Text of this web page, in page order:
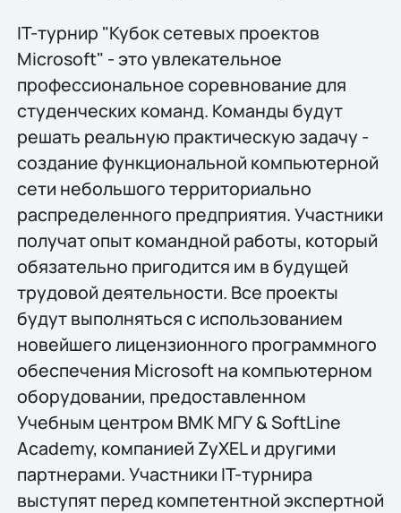
IT-турнир "Кубок сетевых проектов
Microsoft" - это увлекательное
профессиональное соревнование для
студенческих команд. Команды будут
решать реальную практическую задачу -
создание функциональной компьютерной
сети небольшого территориально
распределенного предприятия. Участники
получат опыт командной работы, который
обязательно пригодится им в будущей
трудовой деятельности. Все проекты
будут выполняться с использованием
новейшего лицензионного программного
обеспечения Microsoft на компьютерном
оборудовании, предоставленном
Учебным центром ВМК МГУ & SoftLine
Academy, компанией ZyXEL и другими
партнерами. Участники IT-турнира
выступят перед компетентной экспертной